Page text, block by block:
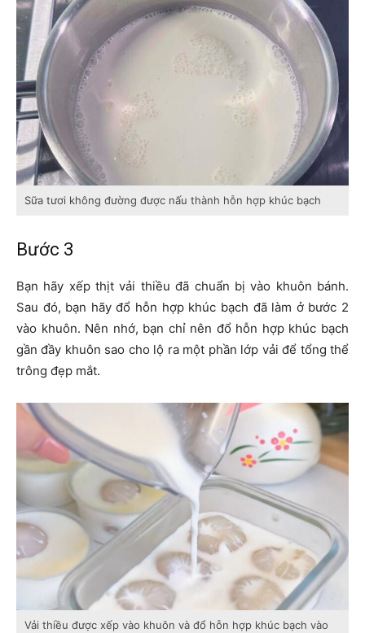
Sữa tươi không đường được nấu thành hỗn hợp khúc bạch
Bước 3
Bạn hãy xếp thịt vải thiều đã chuẩn bị vào khuôn bánh.
Sau đó, bạn hãy đổ hỗn hợp khúc bạch đã làm ở bước 2
vào khuôn. Nên nhớ, bạn chỉ nên đổ hỗn hợp khúc bạch
gần đầy khuôn sao cho lộ ra một phần lớp vải để tổng thể
trông đẹp mắt.
Vải thiều được xếp vào khuôn và đổ hỗn hợp khúc bạch vào